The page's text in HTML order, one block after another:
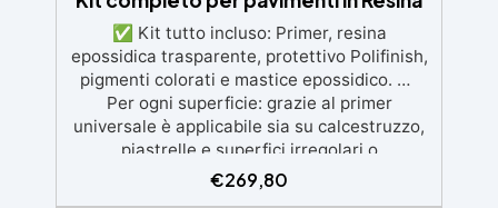
✅ Kit tutto incluso: Primer, resina
epossidica trasparente, protettivo Polifinish,
pigmenti colorati e mastice epossidico. ✅
Per ogni superficie: grazie al primer
universale è applicabile sia su calcestruzzo,
piastrelle e superfici irregolari o
danneggiate. ✅ Facile da applicare: Video
Guida completa inclusa, 3 semplici passaggi,
€269,80